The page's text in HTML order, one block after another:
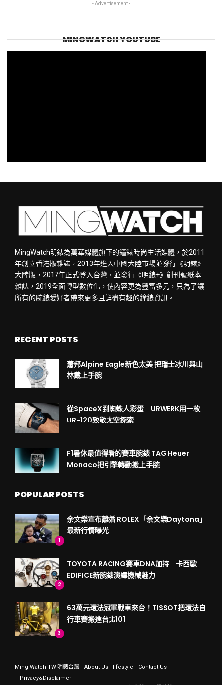
- Advertisement -
MINGWATCH YOUTUBE
MingWatch明錶為萬華媒體旗下的鐘錶時尚生活媒體，於2011
年創立香港版雜誌，2013年進入中國大陸市場並發行《明錶》
大陸版，2017年正式登入台灣，並發行《明錶+》創刊號紙本
雜誌，2019全面轉型數位化，使內容更為豐富多元，只為了讓
所有的腕錶愛好者帶來更多且詳盡有趣的鐘錶資訊。
RECENT POSTS
蕭邦Alpine Eagle新色太美 把瑞士冰川與山
林戴上手腕
從SpaceX到蜘蛛人彩蛋 URWERK用一枚
UR-120致敬太空探索
F1暑休最值得看的賽車腕錶 TAG Heuer
Monaco把引擎轉動搬上手腕
POPULAR POSTS
1
余文樂宣布離婚 ROLEX「余文樂Daytona」
最新行情曝光
2
TOYOTA RACING賽車DNA加持 卡西歐
EDIFICE新腕錶演繹機械魅力
3
63萬元環法冠軍戰車來台！TISSOT把環法自
行車賽搬進台北101
Ming Watch TW 明錶台灣 About Us lifestyle
Contact Us
Privacy&Disclaimer